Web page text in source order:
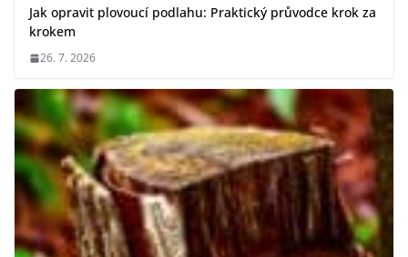
Jak opravit plovoucí podlahu: Praktický průvodce krok za
krokem
26. 7. 2026